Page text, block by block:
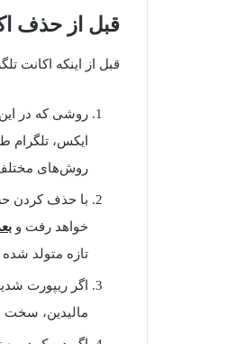
قبل از حذف
قبل از اینکه اکانت
روشی که در این
ایکس، تلگرام
روش‌های مختلف
با حذف کردن
خواهد رفت و
تازه متولد
اگر ریپورت
مالیدین، سخت